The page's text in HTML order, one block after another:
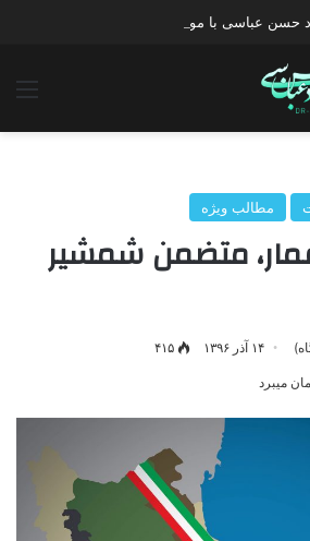
حسن عباسی با موضوع چهار انتخاب ۱۴۰۰
مطالب ویژه
متضمن شمشیر
۱۴ آذر ۱۳۹۶ ۴۱۵